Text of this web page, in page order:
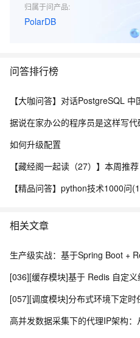
归属于问产品:
PolarDB
问答排行榜
据说在家办公的程序员是这样写代
如何升级配置
【精品问答】python技术1000问
相关文章
[036][缓存模块]基于 Redis 自定
[057][调度模块]分布式环境下定
高并发数据采集下的代理IP架构